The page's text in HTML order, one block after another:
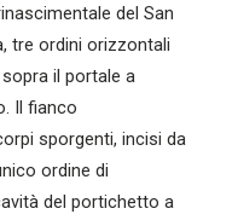
del San
tre ordini orizzontali
il portale a
Il fianco
sporgenti, incisi da
ordine di
del portichetto a